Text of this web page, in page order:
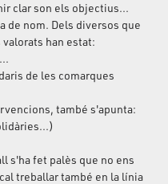
clar son els objectius...
de nom. Dels diversos que
han estat:
de les comarques
també s'apunta:
s'ha fet palès que no ens
treballar també en la línia